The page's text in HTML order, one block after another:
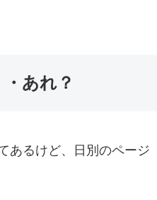
あれ？
あるけど、日別のページ